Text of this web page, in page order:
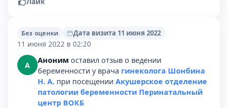
Без оценки
Дата визита 11 июня 2022
11 июня 2022 в 02:20
А Аноним оставил отзыв о ведении
беременности у врача гинеколога Шонбина
Н. А. при посещении Акушерское отделение
патологии беременности Перинатальный
центр ВОКБ